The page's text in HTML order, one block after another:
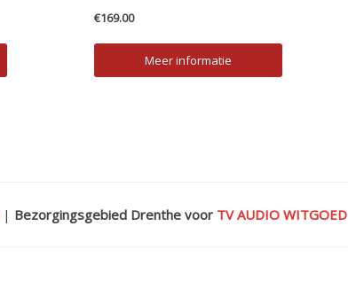
€169.00
Meer informatie
| Bezorgingsgebied Drenthe voor TV AUDIO WITGOED